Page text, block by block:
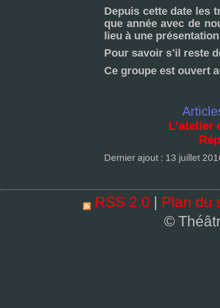
Depuis cette date les
que année avec de
lieu à une
Pour savoir s’il reste
Ce groupe est ouvert
L’atelier
Dernier ajout : 13 juillet
RSS 2.0 | Plan du
©